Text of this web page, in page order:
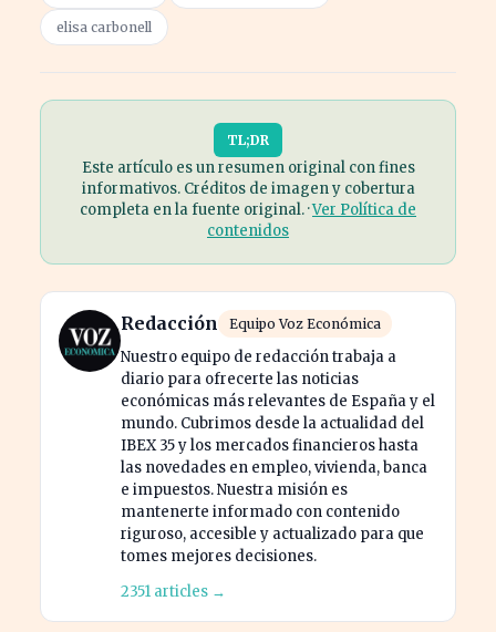
elisa carbonell
TL;DR
Este artículo es un resumen original con fines
informativos. Créditos de imagen y cobertura
completa en la fuente original. ·Ver Política de
contenidos
Redacción Equipo Voz Económica
Nuestro equipo de redacción trabaja a
diario para ofrecerte las noticias
económicas más relevantes de España y el
mundo. Cubrimos desde la actualidad del
IBEX 35 y los mercados financieros hasta
las novedades en empleo, vivienda, banca
e impuestos. Nuestra misión es
mantenerte informado con contenido
riguroso, accesible y actualizado para que
tomes mejores decisiones.
2351 articles →